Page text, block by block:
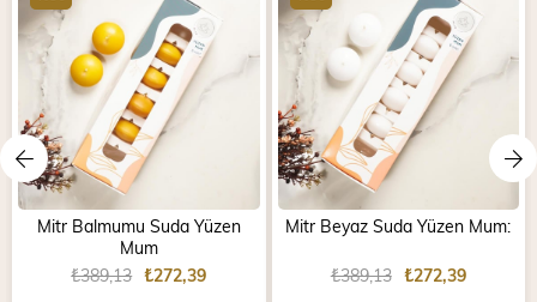
Mitr Balmumu Suda Yüzen
Mum
₺272,39
₺389,13
Mitr Beyaz Suda Yüzen Mum:
₺272,39
₺389,13